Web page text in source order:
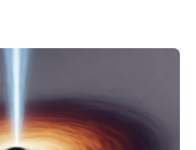
gilt, deren physikalische
Das
Advances veröffentlichte
sciadv.adw8462)